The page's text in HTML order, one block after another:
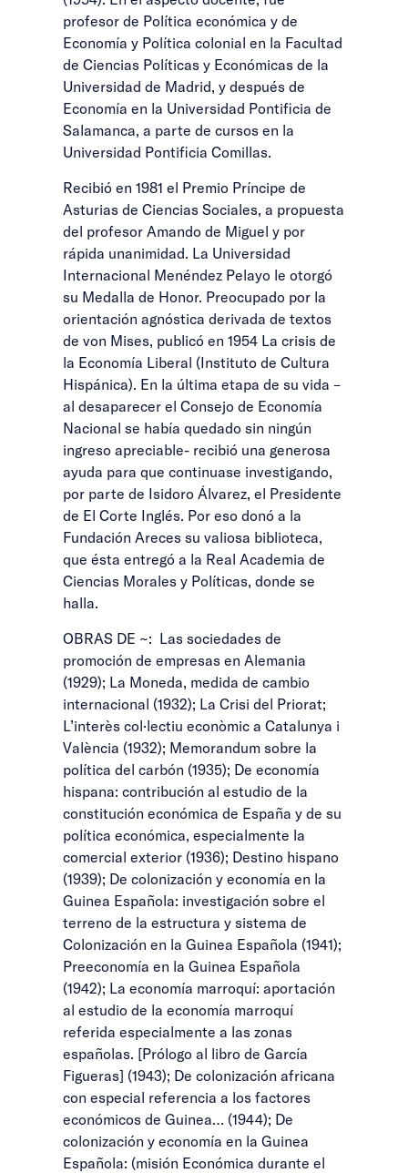
profesor de Política económica y de
Economía y Política colonial en la Facultad
de Ciencias Políticas y Económicas de la
Universidad de Madrid, y después de
Economía en la Universidad Pontificia de
Salamanca, a parte de cursos en la
Universidad Pontificia Comillas.
Recibió en 1981 el Premio Príncipe de
Asturias de Ciencias Sociales, a propuesta
del profesor Amando de Miguel y por
rápida unanimidad. La Universidad
Internacional Menéndez Pelayo le otorgó
su Medalla de Honor. Preocupado por la
orientación agnóstica derivada de textos
de von Mises, publicó en 1954 La crisis de
la Economía Liberal (Instituto de Cultura
Hispánica). En la última etapa de su vida –
al desaparecer el Consejo de Economía
Nacional se había quedado sin ningún
ingreso apreciable- recibió una generosa
ayuda para que continuase investigando,
por parte de Isidoro Álvarez, el Presidente
de El Corte Inglés. Por eso donó a la
Fundación Areces su valiosa biblioteca,
que ésta entregó a la Real Academia de
Ciencias Morales y Políticas, donde se
halla.
OBRAS DE ~: Las sociedades de
promoción de empresas en Alemania
(1929); La Moneda, medida de cambio
internacional (1932); La Crisi del Priorat;
L’interès col·lectiu econòmic a Catalunya i
València (1932); Memorandum sobre la
política del carbón (1935); De economía
hispana: contribución al estudio de la
constitución económica de España y de su
política económica, especialmente la
comercial exterior (1936); Destino hispano
(1939); De colonización y economía en la
Guinea Española: investigación sobre el
terreno de la estructura y sistema de
Colonización en la Guinea Española (1941);
Preeconomía en la Guinea Española
(1942); La economía marroquí: aportación
al estudio de la economía marroquí
referida especialmente a las zonas
españolas. [Prólogo al libro de García
Figueras] (1943); De colonización africana
con especial referencia a los factores
económicos de Guinea… (1944); De
colonización y economía en la Guinea
Española: (misión Económica durante el